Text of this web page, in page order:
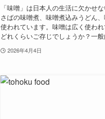
「味噌」は日本人の生活に欠かせ
さばの味噌煮、味噌煮込みうどん
使われています。味噌は広く使わ
どれくらいご存じでしょうか？一
2026年4月4日